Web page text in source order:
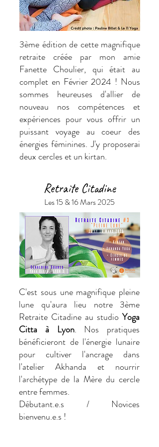
3ème édition de cette magnifique
retraite créée par mon amie
Fanette Choulier, qui était au
complet en Février 2024 ! Nous
sommes heureuses d'allier de
nouveau nos compétences et
expériences pour vous offrir un
puissant voyage au coeur des
énergies féminines. J'y proposerai
deux cercles et un kirtan.
Retraite Citadine
Les 15 & 16 Mars 2025
C'est sous une magnifique pleine
lune qu'aura lieu notre 3ème
Retraite Citadine au studio Yoga
Citta à Lyon. Nos pratiques
bénéficieront de l'énergie lunaire
pour cultiver l'ancrage dans
l'atelier Akhanda et nourrir
l'archétype de la Mère du cercle
entre femmes.
Débutant.e.s / Novices
bienvenu.e.s !